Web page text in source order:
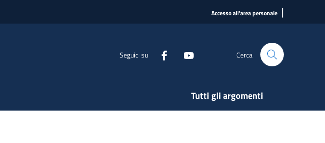
Accesso all'area personale |
Seguici su Cerca
Tutti gli argomenti